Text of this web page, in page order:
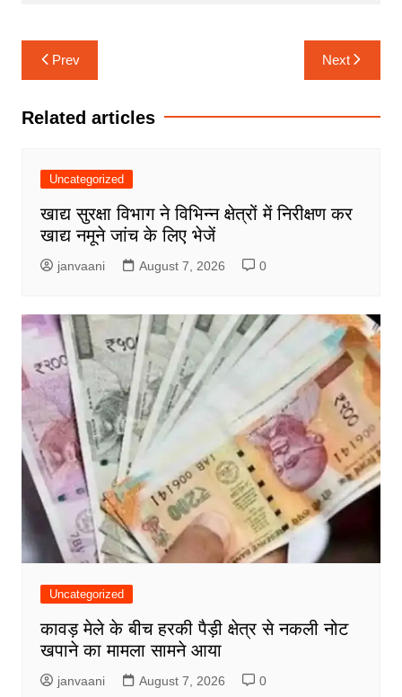
Post
navigation
Prev Next
Related articles
Uncategorized
खाद्य सुरक्षा विभाग ने विभिन्न क्षेत्रों में निरीक्षण कर
खाद्य नमूने जांच के लिए भेजें
janvaani August 7, 2026 0
Uncategorized
कावड़ मेले के बीच हरकी पैड़ी क्षेत्र से नकली नोट
खपाने का मामला सामने आया
janvaani August 7, 2026 0